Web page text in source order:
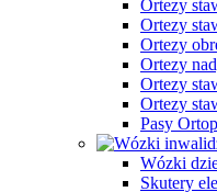
Ortezy
Ortezy
Ortezy
Ortezy
Ortezy
Ortezy
Pasy
Wózki
Skutery